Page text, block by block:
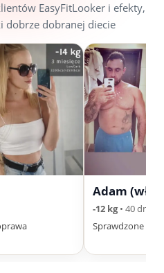
EasyFitLooker i efekty,
dobrze dobranej diecie
Adam
-12 kg• 40 dni
Sprawdzone na